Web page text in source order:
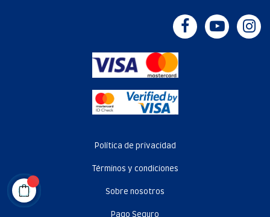
Política de privacidad
Términos y condiciones
Sobre nosotros
Pago Seguro